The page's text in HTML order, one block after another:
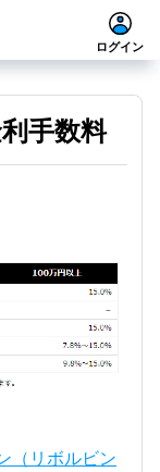
ログイン
手数料
（リボルビン